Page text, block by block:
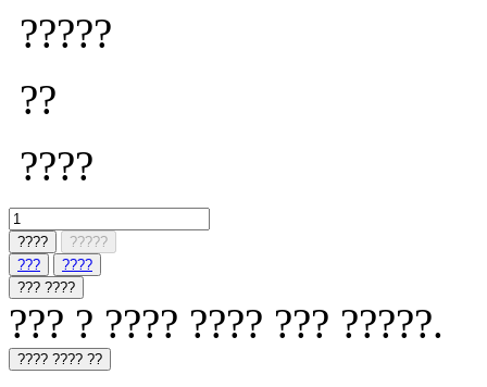
?????
??
????
????
?????
???
????
??? ????
??? ? ???? ???? ??? ?????.
???? ???? ??